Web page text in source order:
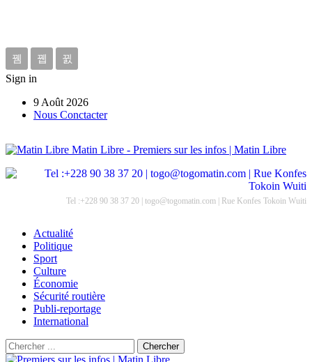
Sign in
9 Août 2026
Nous Conctacter
Matin Libre - Premiers sur les infos | Matin Libre
Tel :+228 90 38 37 20 | togo@togomatin.com | Rue Konfes Tokoin Wuiti
Actualité
Politique
Sport
Culture
Économie
Sécurité routière
Publi-reportage
International